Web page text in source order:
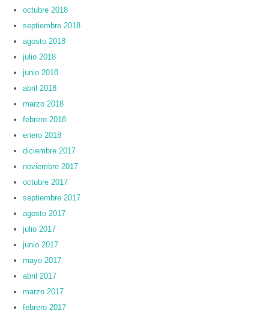
octubre 2018
septiembre 2018
agosto 2018
julio 2018
junio 2018
abril 2018
marzo 2018
febrero 2018
enero 2018
diciembre 2017
noviembre 2017
octubre 2017
septiembre 2017
agosto 2017
julio 2017
junio 2017
mayo 2017
abril 2017
marzo 2017
febrero 2017